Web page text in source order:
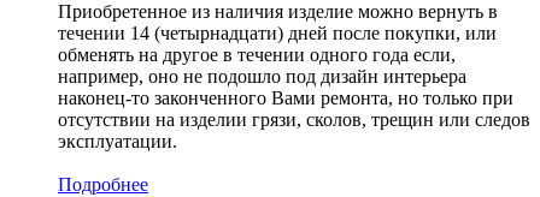
Приобретенное из наличия изделие можно вернуть в
течении 14 (четырнадцати) дней после покупки, или
обменять на другое в течении одного года если,
например, оно не подошло под дизайн интерьера
наконец-то законченного Вами ремонта, но только при
отсутствии на изделии грязи, сколов, трещин или следов
эксплуатации.
Подробнее